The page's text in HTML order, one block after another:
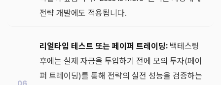
전략 개발에도 적용됩니다.
리얼타임 테스트 또는 페이퍼 트레이딩: 백테스팅
후에는 실제 자금을 투입하기 전에 모의 투자(페이
퍼 트레이딩)를 통해 전략의 실전 성능을 검증하는